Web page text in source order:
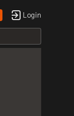
Login